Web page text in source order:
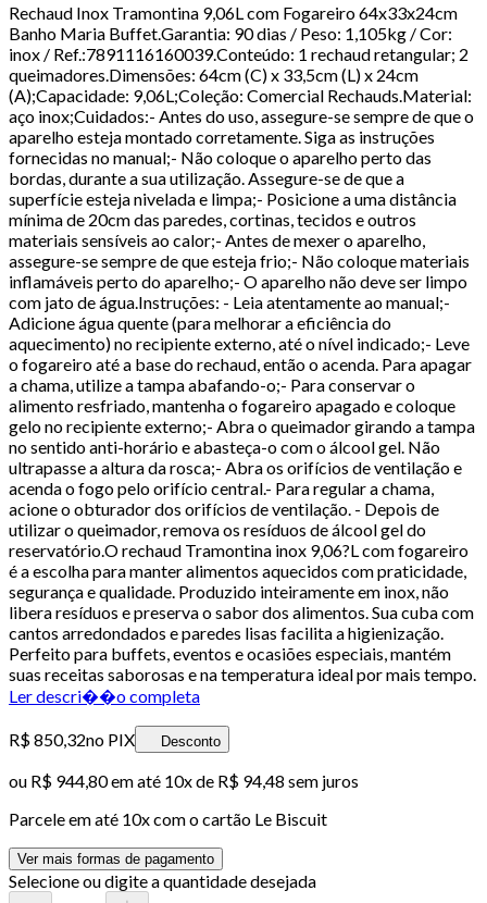
Rechaud Inox Tramontina 9,06L com Fogareiro 64x33x24cm
Banho Maria Buffet.Garantia: 90 dias / Peso: 1,105kg / Cor:
inox / Ref.:7891116160039.Conteúdo: 1 rechaud retangular; 2
queimadores.Dimensões: 64cm (C) x 33,5cm (L) x 24cm
(A);Capacidade: 9,06L;Coleção: Comercial Rechauds.Material:
aço inox;Cuidados:- Antes do uso, assegure-se sempre de que o
aparelho esteja montado corretamente. Siga as instruções
fornecidas no manual;- Não coloque o aparelho perto das
bordas, durante a sua utilização. Assegure-se de que a
superfície esteja nivelada e limpa;- Posicione a uma distância
mínima de 20cm das paredes, cortinas, tecidos e outros
materiais sensíveis ao calor;- Antes de mexer o aparelho,
assegure-se sempre de que esteja frio;- Não coloque materiais
inflamáveis perto do aparelho;- O aparelho não deve ser limpo
com jato de água.Instruções: - Leia atentamente ao manual;-
Adicione água quente (para melhorar a eficiência do
aquecimento) no recipiente externo, até o nível indicado;- Leve
o fogareiro até a base do rechaud, então o acenda. Para apagar
a chama, utilize a tampa abafando-o;- Para conservar o
alimento resfriado, mantenha o fogareiro apagado e coloque
gelo no recipiente externo;- Abra o queimador girando a tampa
no sentido anti-horário e abasteça-o com o álcool gel. Não
ultrapasse a altura da rosca;- Abra os orifícios de ventilação e
acenda o fogo pelo orifício central.- Para regular a chama,
acione o obturador dos orifícios de ventilação. - Depois de
utilizar o queimador, remova os resíduos de álcool gel do
reservatório.O rechaud Tramontina inox 9,06?L com fogareiro
é a escolha para manter alimentos aquecidos com praticidade,
segurança e qualidade. Produzido inteiramente em inox, não
libera resíduos e preserva o sabor dos alimentos. Sua cuba com
cantos arredondados e paredes lisas facilita a higienização.
Perfeito para buffets, eventos e ocasiões especiais, mantém
suas receitas saborosas e na temperatura ideal por mais tempo.
Ler descri��o completa
R$ 850,32no PIX Desconto
ou R$ 944,80em até 10x de R$ 94,48 sem juros
Parcele em até 10x com o cartão Le Biscuit
Ver mais formas de pagamento
Selecione ou digite a quantidade desejada